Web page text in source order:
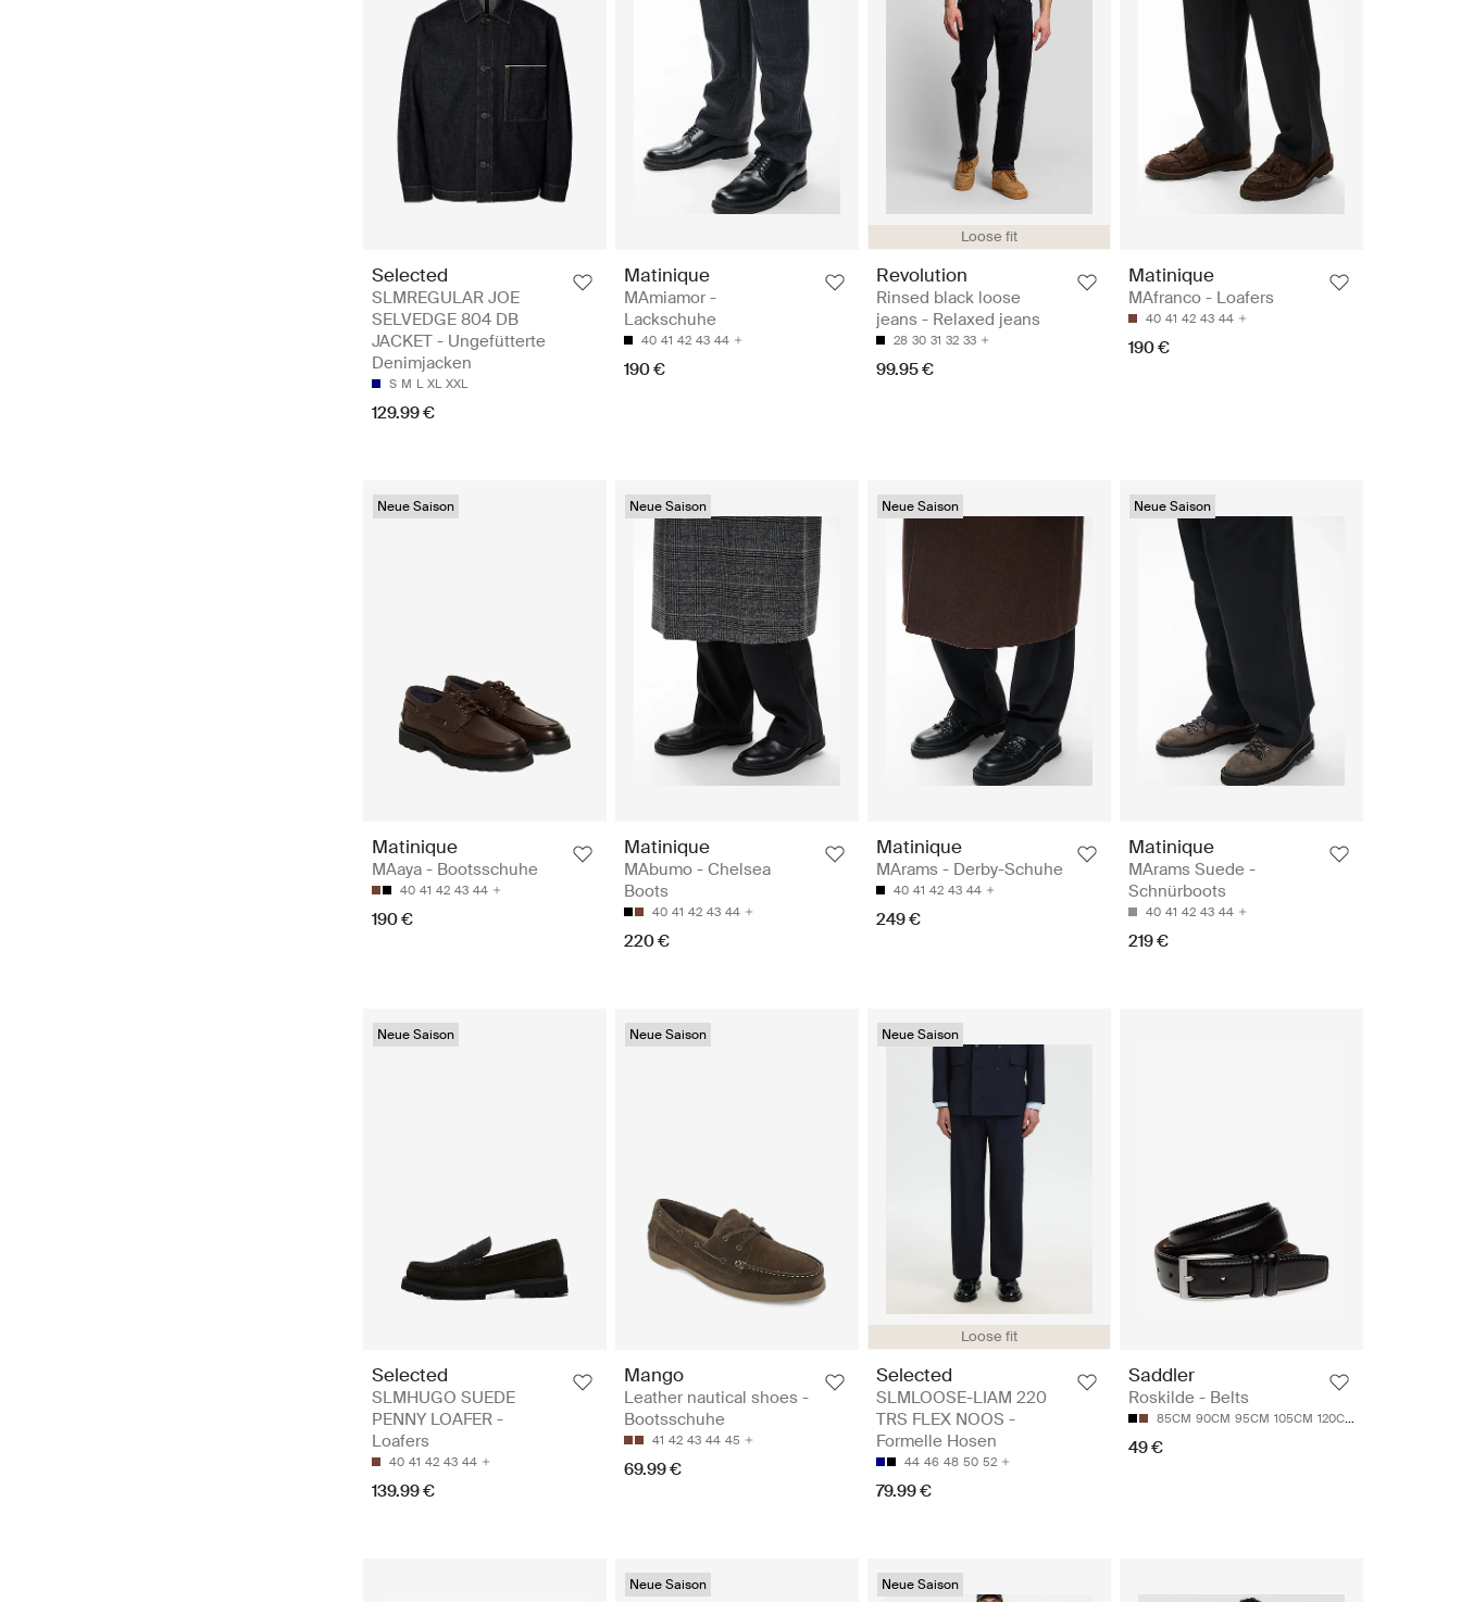
Selected
SLMREGULAR JOE
SELVEDGE 804 DB
JACKET - Ungefütterte
Denimjacken
S M L XL XXL
129.99 €
Matinique
MAmiamor -
Lackschuhe
40 41 42 43 44
190 €
Loose fit
Revolution
Rinsed black loose
jeans - Relaxed jeans
28 30 31 32 33
99.95 €
Matinique
MAfranco - Loafers
40 41 42 43 44
190 €
Neue Saison
Matinique
MAaya - Bootsschuhe
40 41 42 43 44
190 €
Neue Saison
Matinique
MAbumo - Chelsea
Boots
40 41 42 43 44
220 €
Neue Saison
Matinique
MArams - Derby-Schuhe
40 41 42 43 44
249 €
Neue Saison
Matinique
MArams Suede -
Schnürboots
40 41 42 43 44
219 €
Neue Saison
Selected
SLMHUGO SUEDE
PENNY LOAFER -
Loafers
40 41 42 43 44
139.99 €
Neue Saison
Mango
Leather nautical shoes -
Bootsschuhe
41 42 43 44 45
69.99 €
Loose fit
Neue Saison
Selected
SLMLOOSE-LIAM 220
TRS FLEX NOOS -
Formelle Hosen
44 46 48 50 52
79.99 €
Saddler
Roskilde - Belts
85CM 90CM 95CM 105CM 120CM
49 €
Neue Saison Neue Saison